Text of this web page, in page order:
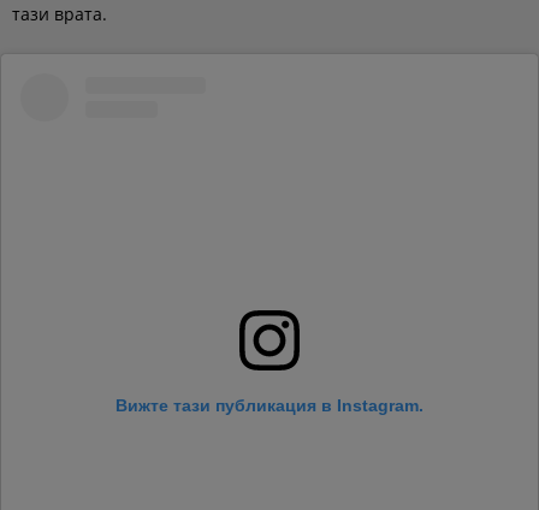
тази врата.
Вижте тази публикация в Instagram.